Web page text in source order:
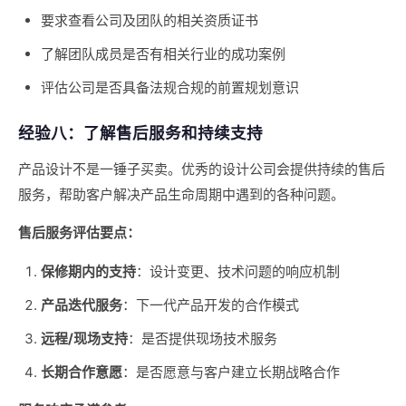
要求查看公司及团队的相关资质证书
了解团队成员是否有相关行业的成功案例
评估公司是否具备法规合规的前置规划意识
经验八：了解售后服务和持续支持
产品设计不是一锤子买卖。优秀的设计公司会提供持续的售后
服务，帮助客户解决产品生命周期中遇到的各种问题。
售后服务评估要点：
保修期内的支持：设计变更、技术问题的响应机制
产品迭代服务：下一代产品开发的合作模式
远程/现场支持：是否提供现场技术服务
长期合作意愿：是否愿意与客户建立长期战略合作